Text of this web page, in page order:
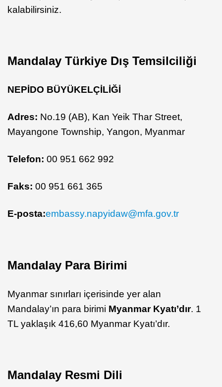
kalabilirsiniz.
Mandalay Türkiye Dış Temsilciliği
NEPİDO BÜYÜKELÇİLİĞİ
Adres: No.19 (AB), Kan Yeik Thar Street,
Mayangone Township, Yangon, Myanmar
Telefon: 00 951 662 992
Faks: 00 951 661 365
E-posta:embassy.napyidaw@mfa.gov.tr
Mandalay Para Birimi
Myanmar sınırları içerisinde yer alan
Mandalay’ın para birimi Myanmar Kyatı’dır. 1
TL yaklaşık 416,60 Myanmar Kyatı’dır.
Mandalay Resmi Dili